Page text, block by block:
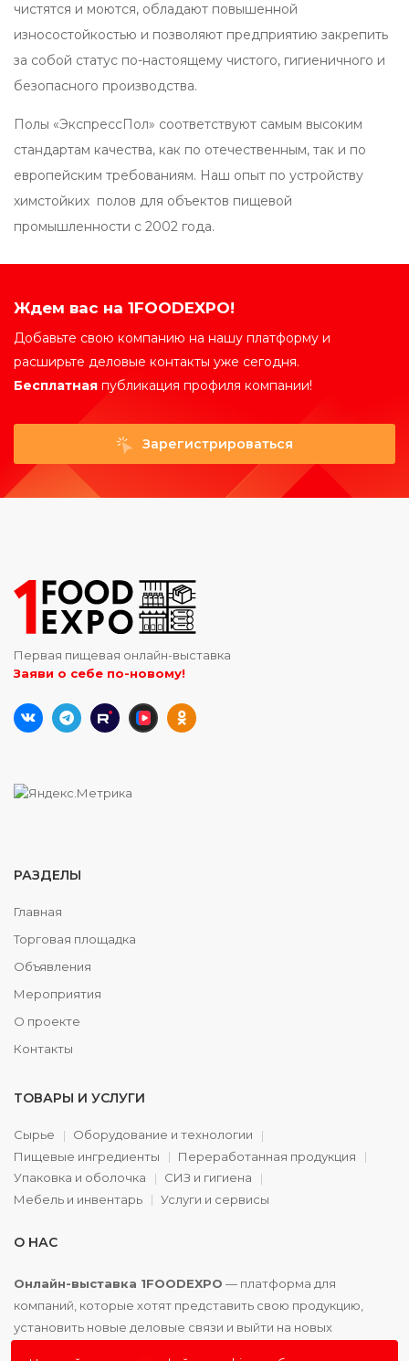
чистятся и моются, обладают повышенной
износостойкостью и позволяют предприятию закрепить
за собой статус по-настоящему чистого, гигиеничного и
безопасного производства.
Полы «ЭкспрессПол» соответствуют самым высоким
стандартам качества, как по отечественным, так и по
европейским требованиям. Наш опыт по устройству
химстойких полов для объектов пищевой
промышленности с 2002 года.
Ждем вас на 1FOODEXPO!
Добавьте свою компанию на нашу платформу и
расширьте деловые контакты уже сегодня.
Бесплатная публикация профиля компании!
Зарегистрироваться
Первая пищевая онлайн-выставка
Заяви о себе по-новому!
РАЗДЕЛЫ
Главная
Торговая площадка
Объявления
Мероприятия
О проекте
Контакты
ТОВАРЫ И УСЛУГИ
Сырье
Оборудование и технологии
Пищевые ингредиенты
Переработанная продукция
Упаковка и оболочка
СИЗ и гигиена
Мебель и инвентарь
Услуги и сервисы
О НАС
Онлайн-выставка 1FOODEXPO — платформа для
компаний, которые хотят представить свою продукцию,
установить новые деловые связи и выйти на новых